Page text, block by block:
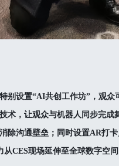
别设置“AI共创工作坊”，观
术，让观众与机器人同步完
除沟通壁垒；同时设置AR打
CES现场延伸至全球数字空间